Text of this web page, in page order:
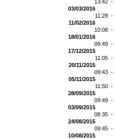
13:42 -
03/03/2016
11:28 -
11/02/2016
10:08 -
18/01/2016
09:49 -
17/12/2015
11:05 -
20/11/2015
09:43 -
05/11/2015
11:50 -
28/09/2015
09:49 -
03/09/2015
08:35 -
24/08/2015
09:45 -
10/08/2015